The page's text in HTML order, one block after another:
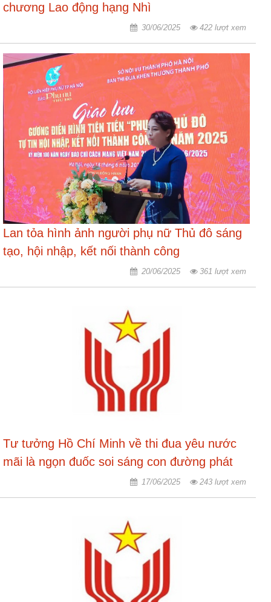
chương Lao động hạng Nhì
30/06/2025 422 lượt xem
​​​​​​​Lan tỏa hình ảnh người phụ nữ Thủ đô sáng
tạo, hội nhập, kết nối thành công
20/06/2025 361 lượt xem
Tư tưởng Hồ Chí Minh về thi đua yêu nước
mãi là ngọn đuốc soi sáng con đường phát
triển của cách mạng Việt Nam
17/06/2025 243 lượt xem